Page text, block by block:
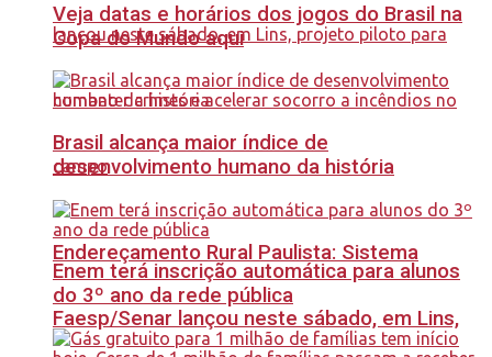
Endereçamento Rural Paulista: Sistema
Faesp/Senar lançou neste sábado, em Lins,
Veja datas e horários dos jogos do Brasil na
Copa do Mundo aqui
Brasil alcança maior índice de
desenvolvimento humano da história
Enem terá inscrição automática para alunos
do 3º ano da rede pública